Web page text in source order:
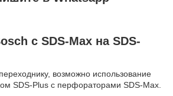
с SDS-Max на SDS-
возможно использование
SDS-Plus с перфораторами SDS-Max.